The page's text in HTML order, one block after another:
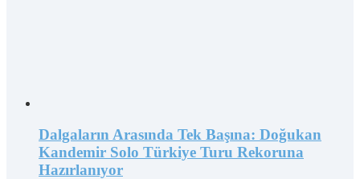
Dalgaların Arasında Tek Başına: Doğukan
Kandemir Solo Türkiye Turu Rekoruna
Hazırlanıyor